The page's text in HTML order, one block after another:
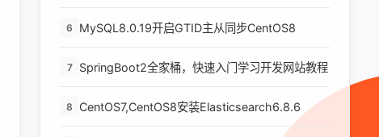
6 MySQL8.0.19开启GTID主从同步CentOS8
7 SpringBoot2全家桶，快速入门学习开发网站教程
8 CentOS7,CentOS8安装Elasticsearch6.8.6